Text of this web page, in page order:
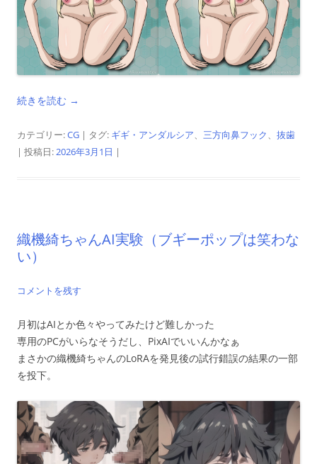
続きを読む →
カテゴリー:CG | タグ: ギギ・アンダルシア、 三方向鼻フック、 抜歯
| 投稿日:2026年3月1日 |
織機綺ちゃんAI実験（ブギーポップは笑わな
い）
コメントを残す
月初はAIとか色々やってみたけど難しかった
専用のPCがいらなそうだし、PixAIでいいんかなぁ
まさかの織機綺ちゃんのLoRAを発見後の試行錯誤の結果の一部
を投下。